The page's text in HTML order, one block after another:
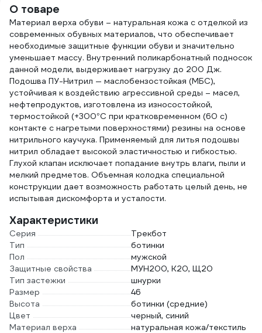
62070
О товаре
Материал верха обуви – натуральная кожа с отделкой из
современных обувных материалов, что обеспечивает
необходимые защитные функции обуви и значительно
уменьшает массу. Внутренний поликарбонатный подносок
данной модели, выдерживает нагрузку до 200 Дж.
Подошва ПУ-Нитрил — маслобензостойкая (МБС),
устойчивая к воздействию агрессивной среды – масел,
нефтепродуктов, изготовлена из износостойкой,
термостойкой (+300°С при кратковременном (60 с)
контакте с нагретыми поверхностями) резины на основе
нитрильного каучука. Применяемый для литья подошвы
нитрил обладает высокой эластичностью и гибкостью.
Глухой клапан исключает попадание внутрь влаги, пыли и
мелкий предметов. Объемная колодка специальной
конструкции дает возможность работать целый день, не
испытывая дискомфорта и усталости.
Характеристики
Серия
Трекбот
Тип
ботинки
Пол
мужской
Защитные свойства
МУН200, К20, Щ20
Тип застежки
шнурки
Размер
46
Высота
ботинки (средние)
Цвет
черный, синий
Материал верха
натуральная кожа/текстиль